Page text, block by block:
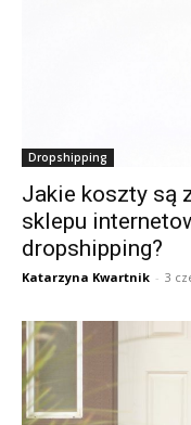
Dropshipping
Jakie koszty są
sklepu
dropshipping?
Katarzyna Kwartnik - 3